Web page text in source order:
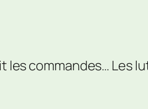
les commandes… Les